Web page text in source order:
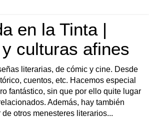
en la Tinta |
culturas afines
literarias, de cómic y cine. Desde
cuentos, etc. Hacemos especial
fantástico, sin que por ello quite lugar
Además, hay también
otros menesteres literarios...